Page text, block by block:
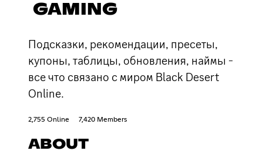
GAMING
Подсказки, рекомендации, пресеты,
купоны, таблицы, обновления, наймы -
все что связано с миром Black Desert
Online.
2,755 Online 7,420 Members
ABOUT